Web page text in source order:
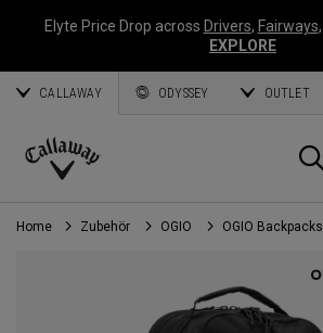
Elyte Price Drop across Drivers, Fairways,
EXPLORE
CALLAWAY ODYSSEY OUTLET
Callaway
Golf
Home Zubehör OGIO OGIO Backpacks